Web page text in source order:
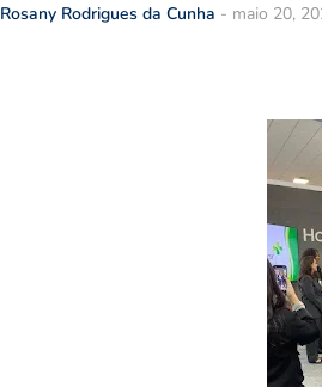
Rosany Rodrigues da Cunha - maio 20,